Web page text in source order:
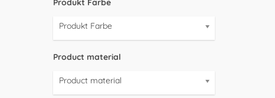
Produkt Farbe
Produkt Farbe
Product material
Product material